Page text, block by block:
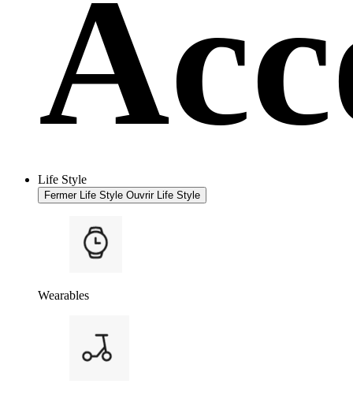
Life Style
Fermer Life Style Ouvrir Life Style
Wearables